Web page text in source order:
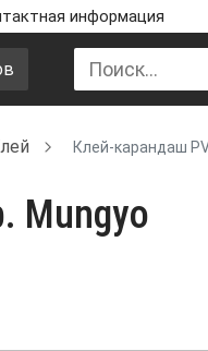
информация
Клей-карандаш
Mungyo